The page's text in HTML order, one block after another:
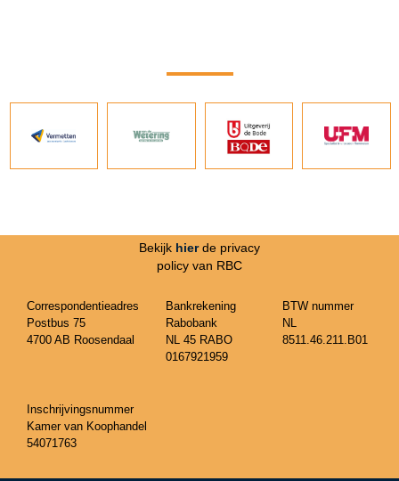
Bekijk hier de privacy
policy van RBC
Correspondentieadres
Postbus 75
4700 AB Roosendaal
Bankrekening
Rabobank
NL 45 RABO
0167921959
BTW nummer
NL
8511.46.211.B01
Inschrijvingsnummer
Kamer van Koophandel
54071763